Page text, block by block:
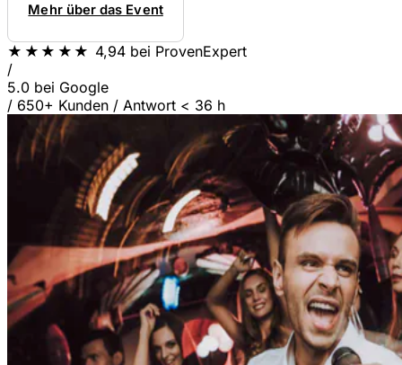
Mehr über das Event
★★★★★ 4,94 bei ProvenExpert
/
5.0 bei Google
/ 650+ Kunden / Antwort < 36 h